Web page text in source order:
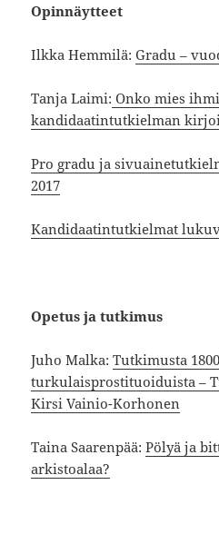
Opinnäytteet
Ilkka Hemmilä:Gradu –
Tanja Laimi: Onko mies
kandidaatintutkielman
Pro gradu ja
2017
Kandidaatintutkielmat
Opetus ja tutkimus
Juho Malka:Tutkimusta
turkulaisprostituoiduista –
Kirsi Vainio-Korhonen
Taina Saarenpää:Pölyä ja
arkistoalaa?